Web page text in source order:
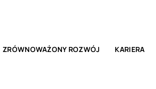
ZRÓWNOWAŻONY ROZWÓJ KARIERA